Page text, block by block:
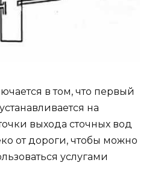
в том, что первый
на
выхода сточных вод
от дороги, чтобы можно
услугами